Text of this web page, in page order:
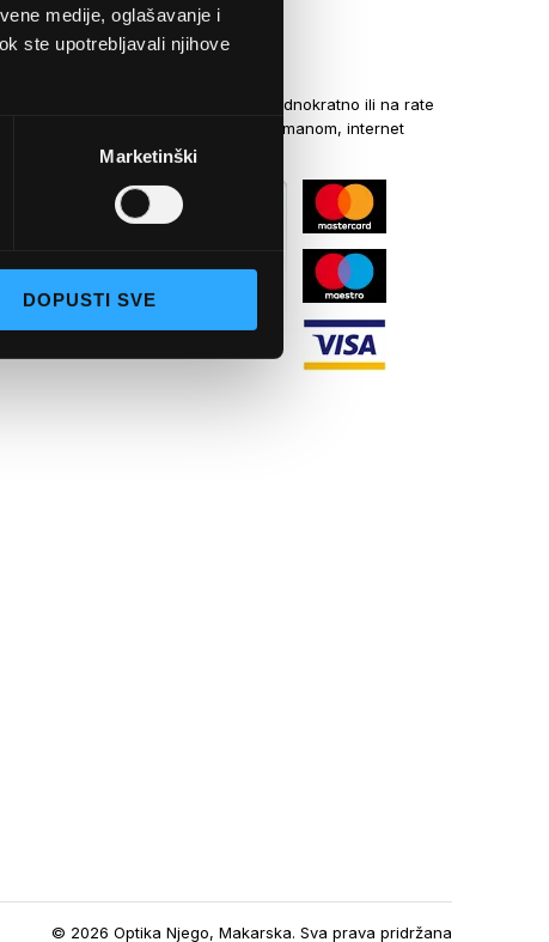
medije, oglašavanje i
ste upotrebljavali njihove
Marketinški
DOPUSTI SVE
NAČINI PLAĆANJA
Kreditnim karticama jednokratno ili na rate
općom uplatnicom, virmanom, internet
bankarstvom
© 2026 Optika Njego, Makarska. Sva prava pridržana